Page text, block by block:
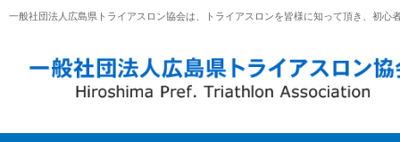
一般社団法人広島県トライアスロン協会は、トライアスロンを皆様に知って頂き、初心